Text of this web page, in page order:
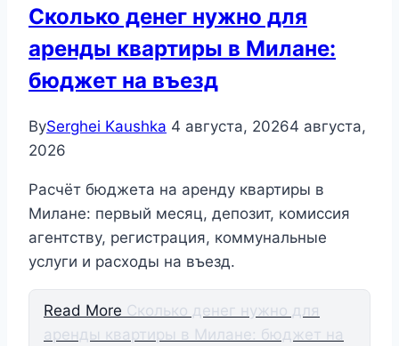
Сколько денег нужно для
аренды квартиры в Милане:
бюджет на въезд
BySerghei Kaushka 4 августа, 20264 августа,
2026
Расчёт бюджета на аренду квартиры в
Милане: первый месяц, депозит, комиссия
агентству, регистрация, коммунальные
услуги и расходы на въезд.
Read More Сколько денег нужно для
аренды квартиры в Милане: бюджет на